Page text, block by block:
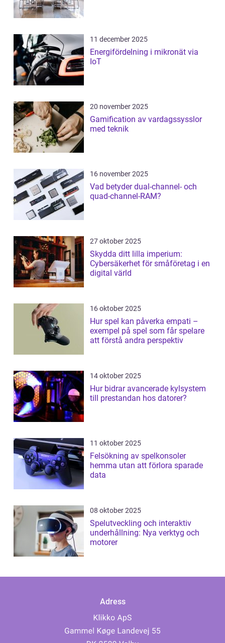
11 december 2025
Energifördelning i mikronät via
IoT
20 november 2025
Gamification av vardagssysslor
med teknik
16 november 2025
Vad betyder dual-channel- och
quad-channel-RAM?
27 oktober 2025
Skydda ditt lilla imperium:
Cybersäkerhet för småföretag i en
digital värld
16 oktober 2025
Hur spel kan påverka empati –
exempel på spel som får spelare
att förstå andra perspektiv
14 oktober 2025
Hur bidrar avancerade kylsystem
till prestandan hos datorer?
11 oktober 2025
Felsökning av spelkonsoler
hemma utan att förlora sparade
data
08 oktober 2025
Spelutveckling och interaktiv
underhållning: Nya verktyg och
motorer
Adress